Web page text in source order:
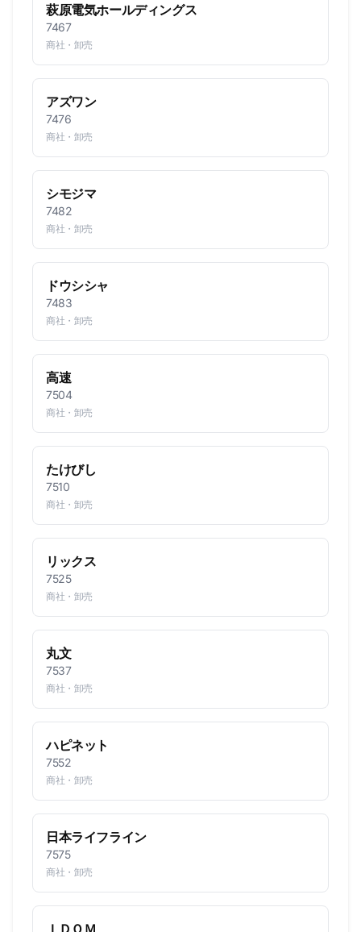
萩原電気ホールディングス
7467
商社・卸売
アズワン
7476
商社・卸売
シモジマ
7482
商社・卸売
ドウシシャ
7483
商社・卸売
高速
7504
商社・卸売
たけびし
7510
商社・卸売
リックス
7525
商社・卸売
丸文
7537
商社・卸売
ハピネット
7552
商社・卸売
日本ライフライン
7575
商社・卸売
ＩＤＯＭ